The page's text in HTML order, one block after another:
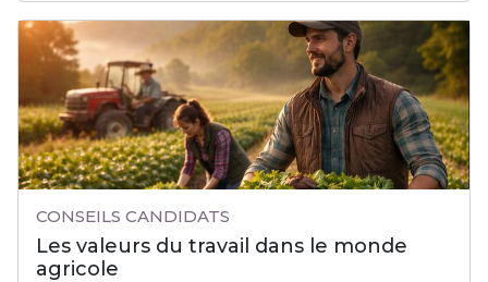
CONSEILS CANDIDATS
Les valeurs du travail dans le monde
agricole